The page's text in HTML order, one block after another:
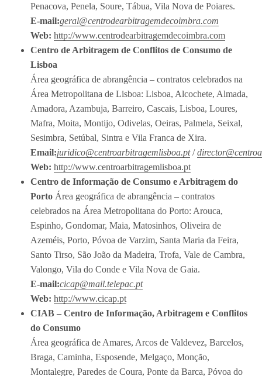
Penacova, Penela, Soure, Tábua, Vila Nova de Poiares.
E-mail:geral@centrodearbitragemdecoimbra.com
Web: http://www.centrodearbitragemdecoimbra.com
Centro de Arbitragem de Conflitos de Consumo de
Lisboa
Área geográfica de abrangência – contratos celebrados na
Área Metropolitana de Lisboa: Lisboa, Alcochete, Almada,
Amadora, Azambuja, Barreiro, Cascais, Lisboa, Loures,
Mafra, Moita, Montijo, Odivelas, Oeiras, Palmela, Seixal,
Sesimbra, Setúbal, Sintra e Vila Franca de Xira.
Email:juridico@centroarbitragemlisboa.pt/
Web: http://www.centroarbitragemlisboa.pt
Centro de Informação de Consumo e Arbitragem do
Porto Área geográfica de abrangência – contratos
celebrados na Área Metropolitana do Porto: Arouca,
Espinho, Gondomar, Maia, Matosinhos, Oliveira de
Azeméis, Porto, Póvoa de Varzim, Santa Maria da Feira,
Santo Tirso, São João da Madeira, Trofa, Vale de Cambra,
Valongo, Vila do Conde e Vila Nova de Gaia.
E-mail:cicap@mail.telepac.pt
Web: http://www.cicap.pt
CIAB – Centro de Informação, Arbitragem e Conflitos
do Consumo
Área geográfica de Amares, Arcos de Valdevez, Barcelos,
Braga, Caminha, Esposende, Melgaço, Monção,
Montalegre, Paredes de Coura, Ponte da Barca, Póvoa do